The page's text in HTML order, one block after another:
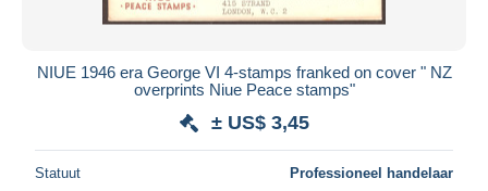
NIUE 1946 era George VI 4-stamps franked on cover " NZ
overprints Niue Peace stamps"
± US$ 3,45
Statuut Professioneel handelaar